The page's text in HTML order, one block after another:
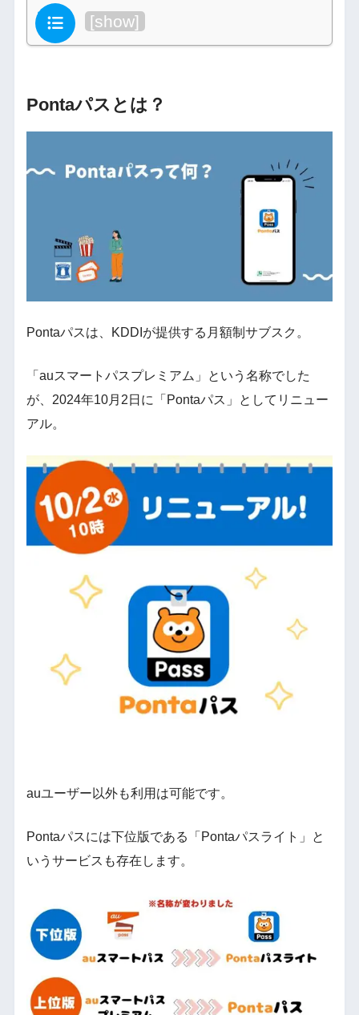
目次 [show]
Pontaパスとは？
Pontaパスは、KDDIが提供する月額制サブスク。
「auスマートパスプレミアム」という名称でした
が、2024年10月2日に「Pontaパス」としてリニュー
アル。
auユーザー以外も利用は可能です。
Pontaパスには下位版である「Pontaパスライト」と
いうサービスも存在します。